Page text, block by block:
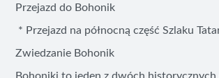
Przejazd do Bohonik
* Przejazd na północną część Szlaku
Zwiedzanie Bohonik